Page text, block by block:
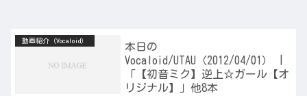
動画紹介（Vocaloid）
本日の
Vocaloid/UTAU（2012/04/01） |
「【初音ミク】逆上☆ガール【オ
リジナル】」他8本